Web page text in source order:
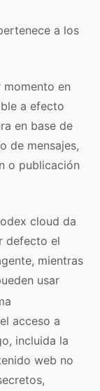
a los
en
a efecto
en base de
de mensajes,
o publicación
cloud da
defecto el
mientras
usar
acceso a
incluida la
web no